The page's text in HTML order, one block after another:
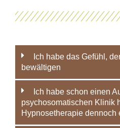
Ich habe das Gefühl,
bewältigen
Ich habe schon einen
psychosomatischen Klinik
Hypnosetherapie dennoch